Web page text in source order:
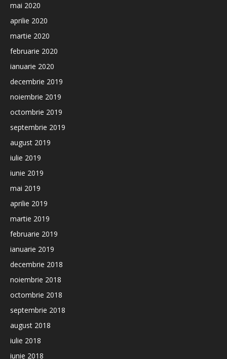
mai 2020
aprilie 2020
martie 2020
februarie 2020
ianuarie 2020
decembrie 2019
noiembrie 2019
octombrie 2019
septembrie 2019
august 2019
iulie 2019
iunie 2019
mai 2019
aprilie 2019
martie 2019
februarie 2019
ianuarie 2019
decembrie 2018
noiembrie 2018
octombrie 2018
septembrie 2018
august 2018
iulie 2018
iunie 2018